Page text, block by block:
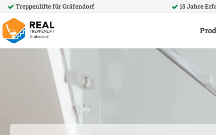
Treppenlifte fürGräfendorf 15 Jahre